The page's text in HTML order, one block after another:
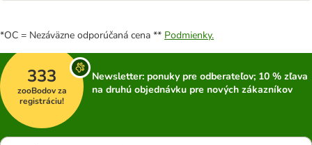
*OC = Nezáväzne odporúčaná cena ** Podmienky.
333
zooBodov za
registráciu!
Newsletter: ponuky pre odberateľov; 10 % zľava
na druhú objednávku pre nových zákazníkov